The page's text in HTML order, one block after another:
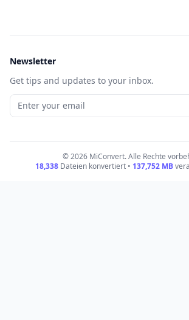
Newsletter
Get tips and updates to your inbox.
© 2026 MiConvert. Alle Rechte
18,338 Dateien konvertiert • 137,752 MB